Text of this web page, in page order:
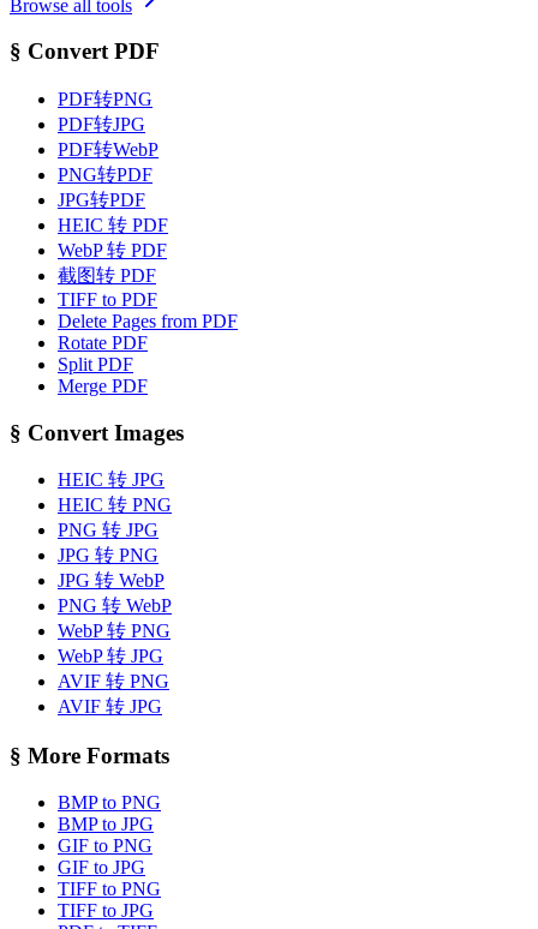
Browse all tools
§ Convert PDF
PDF转PNG
PDF转JPG
PDF转WebP
PNG转PDF
JPG转PDF
HEIC 转 PDF
WebP 转 PDF
截图转 PDF
TIFF to PDF
Delete Pages from PDF
Rotate PDF
Split PDF
Merge PDF
§ Convert Images
HEIC 转 JPG
HEIC 转 PNG
PNG 转 JPG
JPG 转 PNG
JPG 转 WebP
PNG 转 WebP
WebP 转 PNG
WebP 转 JPG
AVIF 转 PNG
AVIF 转 JPG
§ More Formats
BMP to PNG
BMP to JPG
GIF to PNG
GIF to JPG
TIFF to PNG
TIFF to JPG